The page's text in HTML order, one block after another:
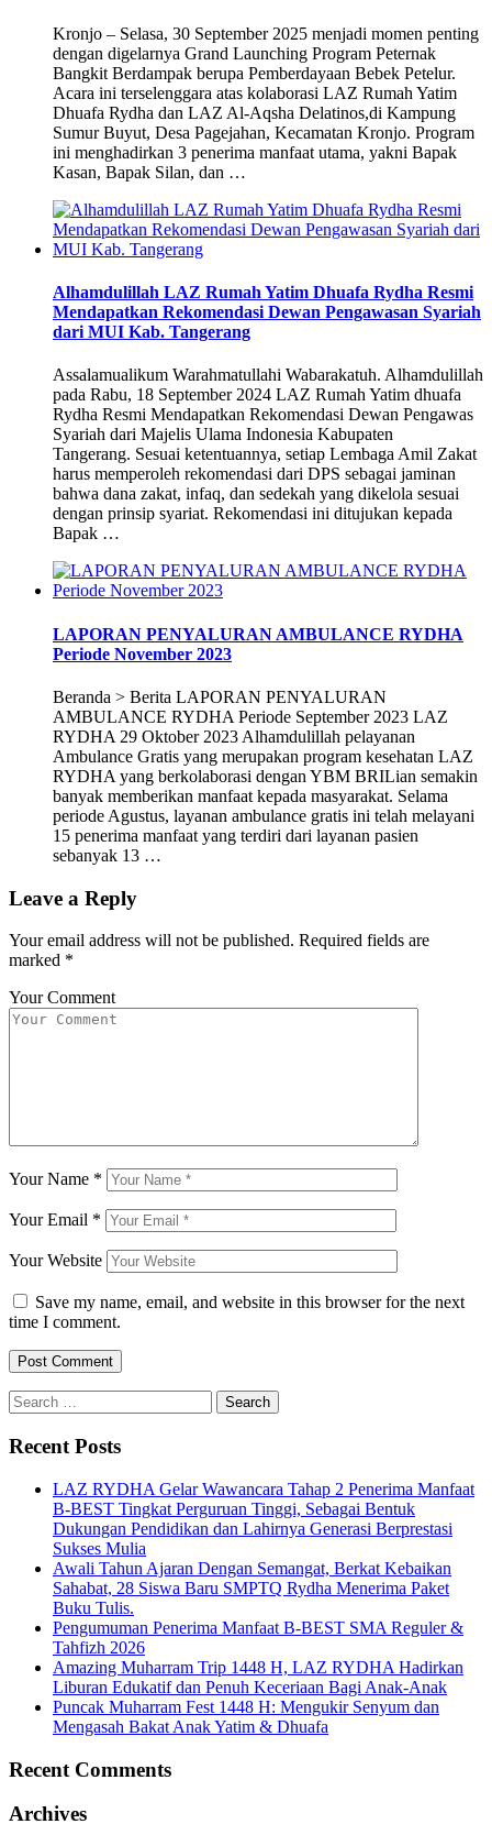
Kronjo – Selasa, 30 September 2025 menjadi momen penting
dengan digelarnya Grand Launching Program Peternak
Bangkit Berdampak berupa Pemberdayaan Bebek Petelur.
Acara ini terselenggara atas kolaborasi LAZ Rumah Yatim
Dhuafa Rydha dan LAZ Al-Aqsha Delatinos,di Kampung
Sumur Buyut, Desa Pagejahan, Kecamatan Kronjo. Program
ini menghadirkan 3 penerima manfaat utama, yakni Bapak
Kasan, Bapak Silan, dan …
Alhamdulillah LAZ Rumah Yatim Dhuafa Rydha Resmi
Mendapatkan Rekomendasi Dewan Pengawasan Syariah
dari MUI Kab. Tangerang
Assalamualikum Warahmatullahi Wabarakatuh. Alhamdulillah
pada Rabu, 18 September 2024 LAZ Rumah Yatim dhuafa
Rydha Resmi Mendapatkan Rekomendasi Dewan Pengawas
Syariah dari Majelis Ulama Indonesia Kabupaten
Tangerang. Sesuai ketentuannya, setiap Lembaga Amil Zakat
harus memperoleh rekomendasi dari DPS sebagai jaminan
bahwa dana zakat, infaq, dan sedekah yang dikelola sesuai
dengan prinsip syariat. Rekomendasi ini ditujukan kepada
Bapak …
LAPORAN PENYALURAN AMBULANCE RYDHA
Periode November 2023
Beranda > Berita LAPORAN PENYALURAN
AMBULANCE RYDHA Periode September 2023 LAZ
RYDHA 29 Oktober 2023 Alhamdulillah pelayanan
Ambulance Gratis yang merupakan program kesehatan LAZ
RYDHA yang berkolaborasi dengan YBM BRILian semakin
banyak memberikan manfaat kepada masyarakat. Selama
periode Agustus, layanan ambulance gratis ini telah melayani
15 penerima manfaat yang terdiri dari layanan pasien
sebanyak 13 …
Leave a Reply
Your email address will not be published. Required fields are
marked *
Your Comment
Your Name *
Your Email *
Your Website
Save my name, email, and website in this browser for the next
time I comment.
Search
for:
Recent Posts
LAZ RYDHA Gelar Wawancara Tahap 2 Penerima Manfaat
B-BEST Tingkat Perguruan Tinggi, Sebagai Bentuk
Dukungan Pendidikan dan Lahirnya Generasi Berprestasi
Sukses Mulia
Awali Tahun Ajaran Dengan Semangat, Berkat Kebaikan
Sahabat, 28 Siswa Baru SMPTQ Rydha Menerima Paket
Buku Tulis.
Pengumuman Penerima Manfaat B-BEST SMA Reguler &
Tahfizh 2026
Amazing Muharram Trip 1448 H, LAZ RYDHA Hadirkan
Liburan Edukatif dan Penuh Keceriaan Bagi Anak-Anak
Puncak Muharram Fest 1448 H: Mengukir Senyum dan
Mengasah Bakat Anak Yatim & Dhuafa
Recent Comments
Archives